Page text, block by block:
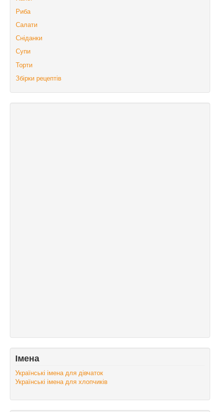
Риба
Салати
Сніданки
Супи
Торти
Збірки рецептів
Імена
Українські імена для дівчаток
Українські імена для хлопчиків